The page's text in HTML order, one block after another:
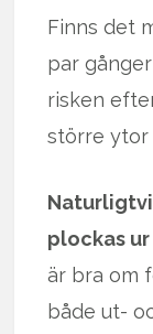
Finns det
par
risken
större ytor
plockas
är bra om
både ut-